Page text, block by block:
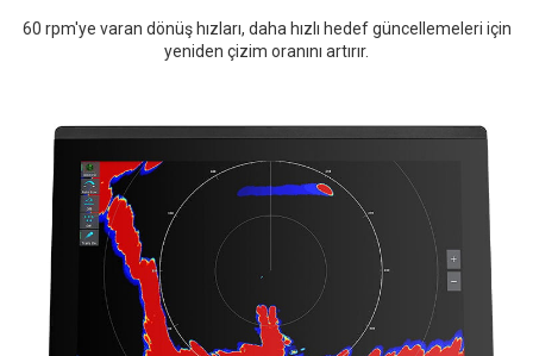
60 rpm'ye varan dönüş hızları, daha hızlı hedef güncellemeleri için
yeniden çizim oranını artırır.